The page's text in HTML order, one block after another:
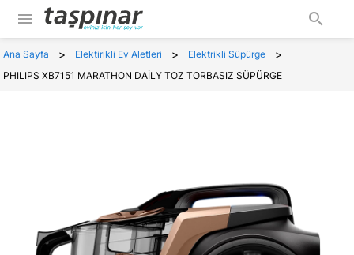
menu search
Ana Sayfa > Elektirikli Ev Aletleri > Elektrikli Süpürge >
PHILIPS XB7151 MARATHON DAİLY TOZ TORBASIZ SÜPÜRGE